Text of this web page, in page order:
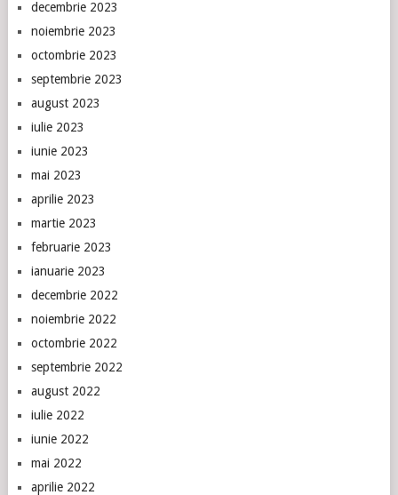
decembrie 2023
noiembrie 2023
octombrie 2023
septembrie 2023
august 2023
iulie 2023
iunie 2023
mai 2023
aprilie 2023
martie 2023
februarie 2023
ianuarie 2023
decembrie 2022
noiembrie 2022
octombrie 2022
septembrie 2022
august 2022
iulie 2022
iunie 2022
mai 2022
aprilie 2022